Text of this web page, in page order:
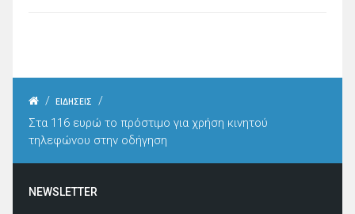
/ ΕΙΔΗΣΕΙΣ
/
Στα 116 ευρώ το πρόστιμο για χρήση κινητού
τηλεφώνου στην οδήγηση
NEWSLETTER